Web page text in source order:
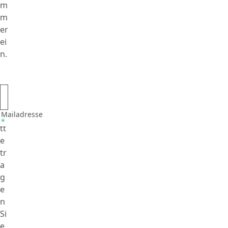
m
m
er
ei
n.
Mailadresse
*
Bi
tt
e
tr
a
g
e
n
Si